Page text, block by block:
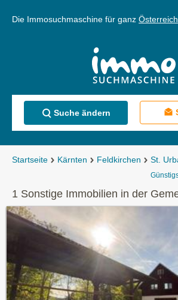
Die Immosuchmaschine für ganz Österreich
Suche ändern
Startseite Kärnten Feldkirchen St.
1 Sonstige Immobilien in der